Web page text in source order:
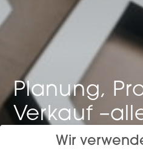
Planung,
Verkauf –
einer Hand.
Wir